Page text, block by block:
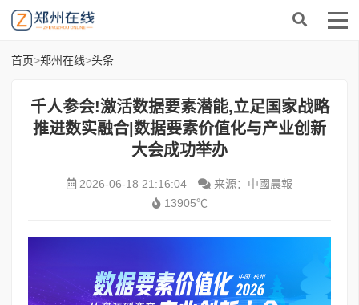
首页>郑州在线>头条
千人参会!激活数据要素潜能,立足国家战略
推进数实融合|数据要素价值化与产业创新
大会成功举办
2026-06-18 21:16:04
来源：中國晨報
13905℃